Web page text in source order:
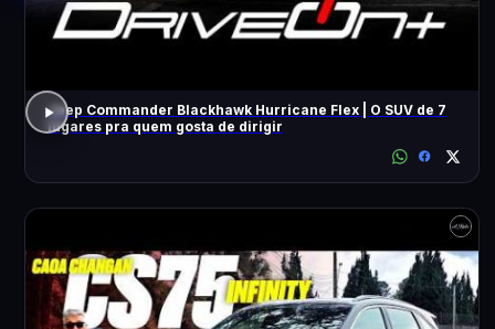
Jeep Commander Blackhawk Hurricane Flex | O SUV de 7
lugares pra quem gosta de dirigir